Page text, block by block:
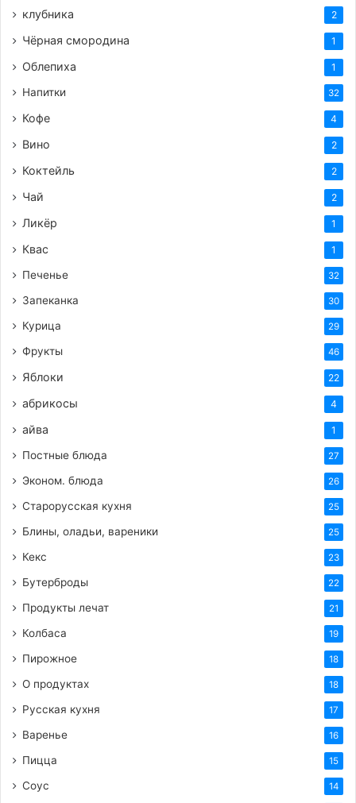
4 шт клубники
Приготовление:
При необходимости, если тесто слишком
тесто в тонкие лепёшки и застелить ими
Выложить примерно 1/3 формочек творог,
смешанный со сгущённым молоком и
выложить на тарелку, украсить фруктами,
https://femalemir.ru/?p=3395&preview=true
1
сладости
клубника 2
Чёрная смородина 1
Облепиха 1
Напитки 32
Кофе 4
Вино 2
Коктейль 2
Чай 2
Ликёр 1
Квас 1
Печенье 32
Запеканка 30
Курица 29
Фрукты 46
Яблоки 22
абрикосы 4
айва 1
Постные блюда 27
Эконом. блюда 26
Старорусская кухня 25
Блины, оладьи, вареники 25
Кекс 23
Бутерброды 22
Продукты лечат 21
Колбаса 19
Пирожное 18
О продуктах 18
Русская кухня 17
Варенье 16
Пицца 15
Соус 14